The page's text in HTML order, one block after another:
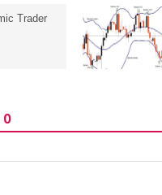
Trader
0